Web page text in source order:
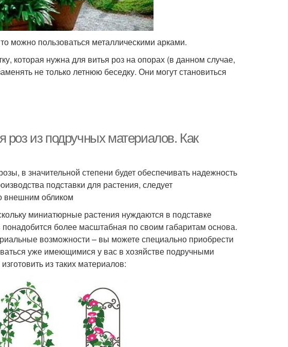
можно пользоваться металлическими арками.
которая нужна для витья роз на опорах (в данном случае,
не только летнюю беседку. Они могут становиться
из подручных материалов. Как
в значительной степени будет обеспечивать надежность
подставки для растения, следует
внешним обликом
миниатюрные растения нуждаются в подставке
более масштабная по своим габаритам основа.
возможности – вы можете специально приобрести
уже имеющимися у вас в хозяйстве подручными
из таких материалов: